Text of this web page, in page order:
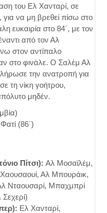
του Ελ Χανταρί, σε
να μη βρεθεί πίσω στο
ευκαιρία στο 84΄, με τον
από τον Αλ
στον αντίπαλο
στο φινάλε. Ο Σαλέμ Αλ
την ανατροπή για
τη νίκη γοήτρου,
μηδέν.
(86΄)
Πίτσι): Αλ Μοσαϊλέμ,
Αλ Μπουράικ,
Νταουσαρί, Μπαχμπρί
Ελ Χανταρί,